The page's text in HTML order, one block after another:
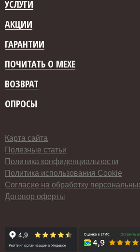
УСЛУГИ
АКЦИИ
ГАРАНТИИ
ПОЧИТАТЬ О МЕХЕ
ВОЗВРАТ
ОПРОСЫ
Карта сайта
Полезные статьи
Политика конфиденциальности
Политика использования Cookie
Согласие на обработку
Договор оферты